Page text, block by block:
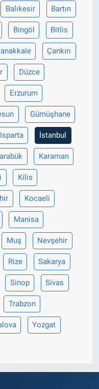
Balıkesir Bartın
Bingöl Bitlis
Çankırı
Düzce
Erzurum
Gümüşhane
Isparta İstanbul
Karaman
Kilis
Kocaeli
Manisa
Muş Nevşehir
Rize Sakarya
Sinop Sivas
Trabzon
Yozgat